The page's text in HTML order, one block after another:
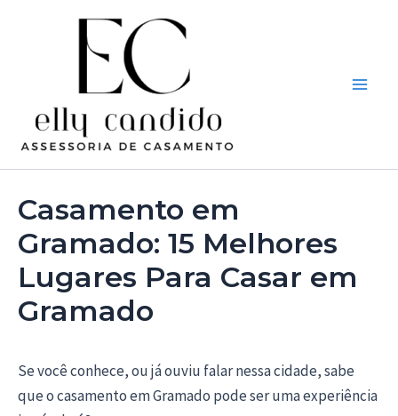
Casamento em
Gramado: 15 Melhores
Lugares Para Casar em
Gramado
Se você conhece, ou já ouviu falar nessa cidade, sabe
que o casamento em Gramado pode ser uma experiência